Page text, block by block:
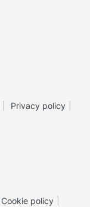
Privacy policy
Cookie policy